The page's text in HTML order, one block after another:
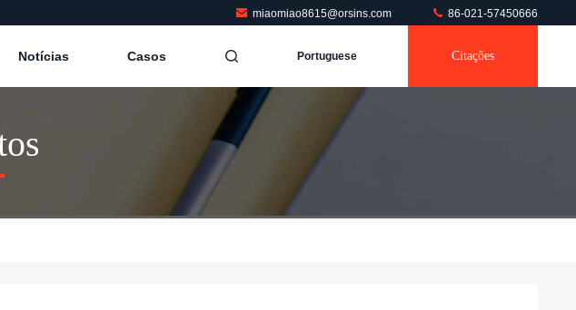
miaomiao8615@orsins.com 86-021-57450666
Notícias Casos Portuguese Citações